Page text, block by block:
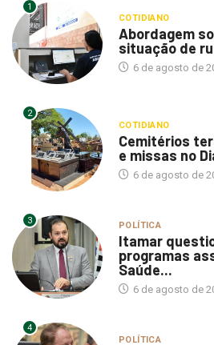
1
COTIDIANO
Abordagem
situação de
6 de agosto de
2
COTIDIANO
Cemitérios
e missas no
6 de agosto de
3 POLÍTICA
Itamar
programas
Saúde...
6 de agosto de
4
POLÍTICA